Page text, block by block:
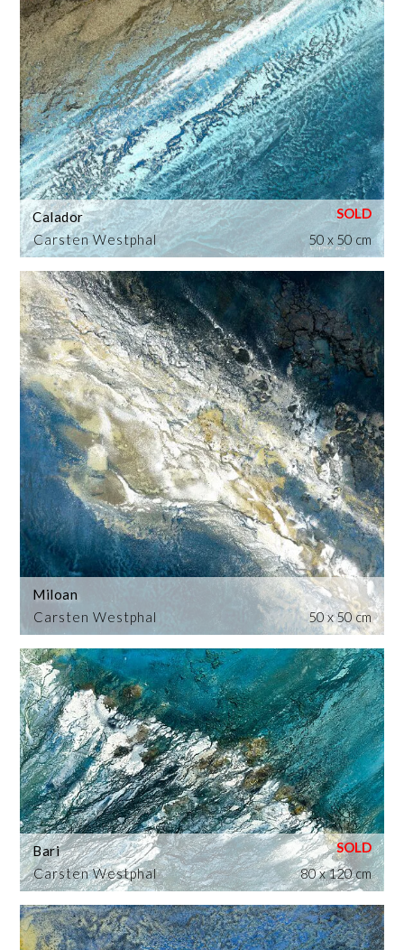
Carsten Westphal
Calador
50 x 50 cm
Carsten Westphal
Miloan
50 x 50 cm
Carsten Westphal
Bari
80 x 120 cm